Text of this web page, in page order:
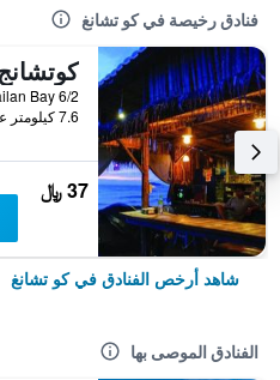
فنادق رخيصة في كو تشانغ
7.6 كيلومتر عن وسط المدينة
37 ﷼
شاهد أرخص الفنادق في كو تشانغ
الفنادق الموصى بها